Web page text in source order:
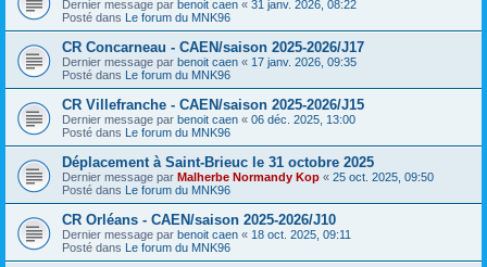
Dernier message par benoit caen « 31 janv. 2026, 08:22
Posté dans Le forum du MNK96
CR Concarneau - CAEN/saison 2025-2026/J17
Dernier message par benoit caen « 17 janv. 2026, 09:35
Posté dans Le forum du MNK96
CR Villefranche - CAEN/saison 2025-2026/J15
Dernier message par benoit caen « 06 déc. 2025, 13:00
Posté dans Le forum du MNK96
Déplacement à Saint-Brieuc le 31 octobre 2025
Dernier message par Malherbe Normandy Kop « 25 oct. 2025, 09:50
Posté dans Le forum du MNK96
CR Orléans - CAEN/saison 2025-2026/J10
Dernier message par benoit caen « 18 oct. 2025, 09:11
Posté dans Le forum du MNK96